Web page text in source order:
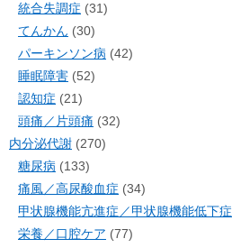
統合失調症 (31)
てんかん (30)
パーキンソン病 (42)
睡眠障害 (52)
認知症 (21)
頭痛／片頭痛 (32)
内分泌代謝 (270)
糖尿病 (133)
痛風／高尿酸血症 (34)
甲状腺機能亢進症／甲状腺機能低下症
栄養／口腔ケア (77)